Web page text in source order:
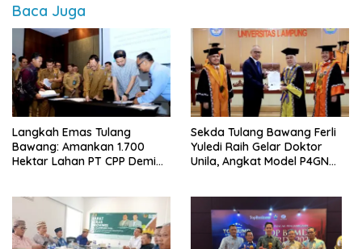
Baca Juga
Langkah Emas Tulang
Bawang: Amankan 1.700
Hektar Lahan PT CPP Demi
Sekda Tulang Bawang Ferli
Yuledi Raih Gelar Doktor
Unila, Angkat Model P4GN